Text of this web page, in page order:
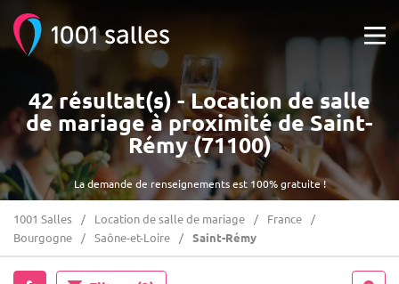
La demande de renseignements est 100% gratuite !
42 résultat(s) - Location de salle
de mariage à proximité de Saint-
Rémy (71100)
1001 Salles Location de salle de mariage
France
Bourgogne
Saône-et-Loire Saint-Rémy